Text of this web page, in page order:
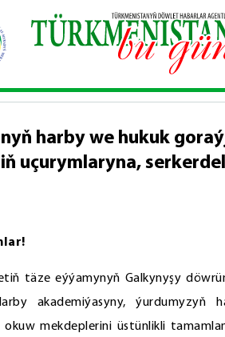
habarlar \ Türkmenistanyň
harby we hukuk
uçurymlaryna,
täze eýýamynyň Galkynyşy
akademiýasyny,
mekdeplerini üstünlikli